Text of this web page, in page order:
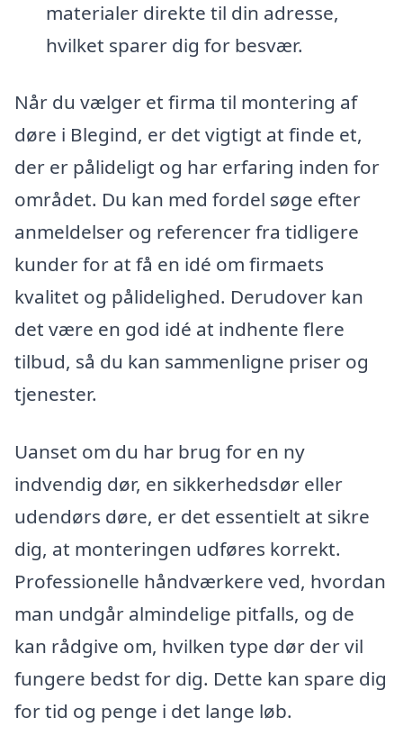
materialer direkte til din adresse,
hvilket sparer dig for besvær.
Når du vælger et firma til montering af
døre i Blegind, er det vigtigt at finde et,
der er pålideligt og har erfaring inden for
området. Du kan med fordel søge efter
anmeldelser og referencer fra tidligere
kunder for at få en idé om firmaets
kvalitet og pålidelighed. Derudover kan
det være en god idé at indhente flere
tilbud, så du kan sammenligne priser og
tjenester.
Uanset om du har brug for en ny
indvendig dør, en sikkerhedsdør eller
udendørs døre, er det essentielt at sikre
dig, at monteringen udføres korrekt.
Professionelle håndværkere ved, hvordan
man undgår almindelige pitfalls, og de
kan rådgive om, hvilken type dør der vil
fungere bedst for dig. Dette kan spare dig
for tid og penge i det lange løb.